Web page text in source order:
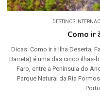
DESTINOS
Como ir
Dicas: Como ir à Ilha Deserta,
Barreta) é uma das cinco ilhas-
Faro, entre a Península do
Parque Natural da Ria